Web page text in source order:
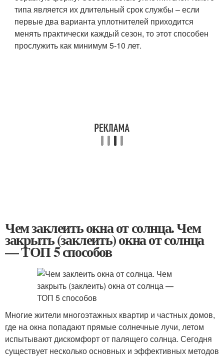
типа является их длительный срок службы – если
первые два варианта уплотнителей приходится
менять практически каждый сезон, то этот способен
прослужить как минимум 5-10 лет.
Чем заклеить окна от солнца. Чем
закрыть (заклеить) окна от солнца
— ТОП 5 способов
Многие жители многоэтажных квартир и частных домов,
где на окна попадают прямые солнечные лучи, летом
испытывают дискомфорт от палящего солнца. Сегодня
существует несколько основных и эффективных методов